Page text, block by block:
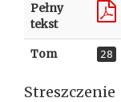
Pełny
tekst
Tom 28
Streszczenie